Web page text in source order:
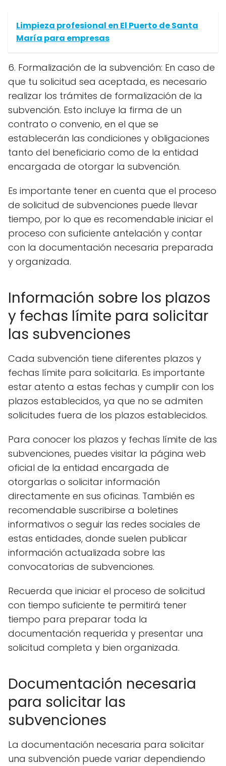
Limpieza profesional en El Puerto de Santa
María para empresas
6. Formalización de la subvención: En caso de
que tu solicitud sea aceptada, es necesario
realizar los trámites de formalización de la
subvención. Esto incluye la firma de un
contrato o convenio, en el que se
establecerán las condiciones y obligaciones
tanto del beneficiario como de la entidad
encargada de otorgar la subvención.
Es importante tener en cuenta que el proceso
de solicitud de subvenciones puede llevar
tiempo, por lo que es recomendable iniciar el
proceso con suficiente antelación y contar
con la documentación necesaria preparada
y organizada.
Información sobre los plazos
y fechas límite para solicitar
las subvenciones
Cada subvención tiene diferentes plazos y
fechas límite para solicitarla. Es importante
estar atento a estas fechas y cumplir con los
plazos establecidos, ya que no se admiten
solicitudes fuera de los plazos establecidos.
Para conocer los plazos y fechas límite de las
subvenciones, puedes visitar la página web
oficial de la entidad encargada de
otorgarlas o solicitar información
directamente en sus oficinas. También es
recomendable suscribirse a boletines
informativos o seguir las redes sociales de
estas entidades, donde suelen publicar
información actualizada sobre las
convocatorias de subvenciones.
Recuerda que iniciar el proceso de solicitud
con tiempo suficiente te permitirá tener
tiempo para preparar toda la
documentación requerida y presentar una
solicitud completa y bien organizada.
Documentación necesaria
para solicitar las
subvenciones
La documentación necesaria para solicitar
una subvención puede variar dependiendo